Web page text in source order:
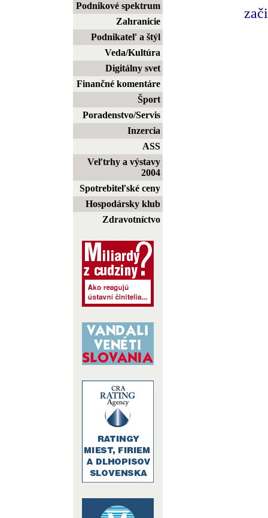
Podnikové spektrum
Zahranicie
Podnikateľ a štýl
Veda/Kultúra
Digitálny svet
Finančné komentáre
Šport
Poradenstvo/Servis
Inzercia
ASS
Veľtrhy a výstavy
2004
Spotrebiteľské ceny
Hospodársky klub
Zdravotníctvo